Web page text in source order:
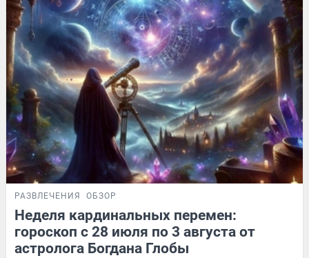
РАЗВЛЕЧЕНИЯ ОБЗОР
Неделя кардинальных перемен:
гороскоп с 28 июля по 3 августа от
астролога Богдана Глобы